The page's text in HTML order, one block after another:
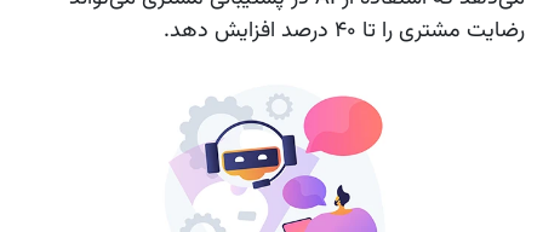
رضایت مشتری را تا ۴۰ درصد افزایش دهد.